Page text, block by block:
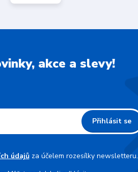
akce a slevy!
Přihlásit se
údajůza účelem rozesílky newsletteru.